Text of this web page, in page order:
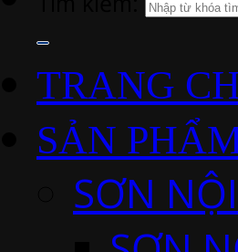
TRANG
SẢN
SƠN